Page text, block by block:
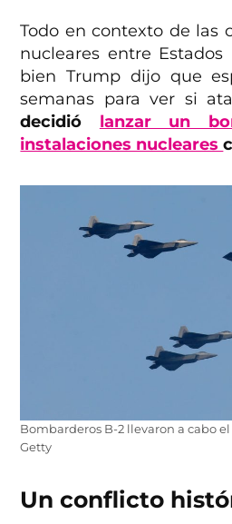
Todo en contexto de las
nucleares entre
bien Trump dijo que
semanas para ver si
decidió lanzar un
instalaciones nucleares
Bombarderos B-2 llevaron a cabo
Getty
Un conflicto